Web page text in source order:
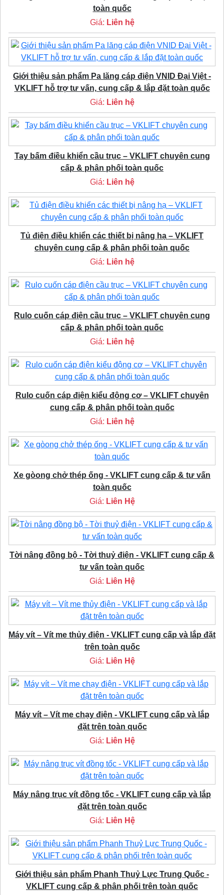
toàn quốc
Giá: Liên hệ
Giới thiệu sản phẩm Pa lăng cáp điện VNID Đại Việt -
VKLIFT hỗ trợ tư vấn, cung cấp & lắp đặt toàn quốc
Giá: Liên hệ
Tay bấm điều khiển cầu trục – VKLIFT chuyên cung
cấp & phân phối toàn quốc
Giá: Liên hệ
Tủ điện điều khiển các thiết bị nâng hạ – VKLIFT
chuyên cung cấp & phân phối toàn quốc
Giá: Liên hệ
Rulo cuốn cáp điện cầu trục – VKLIFT chuyên cung
cấp & phân phối toàn quốc
Giá: Liên hệ
Rulo cuốn cáp điện kiểu động cơ – VKLIFT chuyên
cung cấp & phân phối toàn quốc
Giá: Liên hệ
Xe gòong chở thép ống - VKLIFT cung cấp & tư vấn
toàn quốc
Giá: Liên Hệ
Tời nâng đồng bộ - Tời thuỷ điện - VKLIFT cung cấp &
tư vấn toàn quốc
Giá: Liên Hệ
Máy vít – Vít me thủy điện - VKLIFT cung cấp và lắp đặt
trên toàn quốc
Giá: Liên Hệ
Máy vít – Vít me chạy điện - VKLIFT cung cấp và lắp
đặt trên toàn quốc
Giá: Liên Hệ
Máy nâng trục vít đồng tốc - VKLIFT cung cấp và lắp
đặt trên toàn quốc
Giá: Liên Hệ
Giới thiệu sản phẩm Phanh Thuỷ Lực Trung Quốc -
VKLIFT cung cấp & phân phối trên toàn quốc